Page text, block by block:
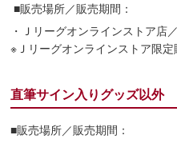
■販売場所／販売期間：
・Ｊリーグオンラインストア店
※Ｊリーグオンラインストア限定
直筆サイン入りグッズ以外
■販売場所／販売期間：